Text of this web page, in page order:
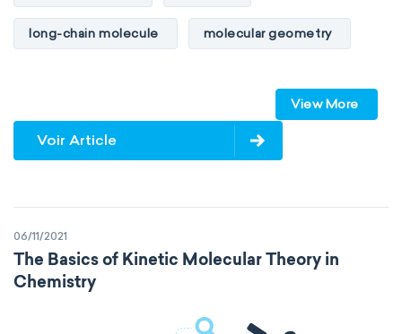
long-chain molecule molecular geometry
multiple central atoms non-polar
physical properties polarity
VSEPR
View More
Voir Article
06/11/2021
The Basics of Kinetic Molecular Theory in
Chemistry